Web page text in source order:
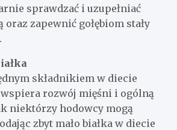
sprawdzać i uzupełniać
zapewnić gołębiom stały
składnikiem w diecie
wspiera rozwój mięśni i ogólną
niektórzy hodowcy mogą
zbyt mało białka w diecie